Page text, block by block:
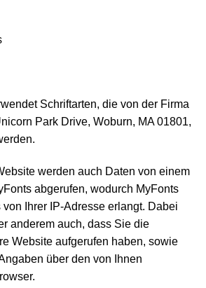
Schriftarten, die von der Firma
Park Drive, Woburn, MA 01801,
werden auch Daten von einem
abgerufen, wodurch MyFonts
Ihrer IP-Adresse erlangt. Dabei
anderem auch, dass Sie die
Website aufgerufen haben, sowie
über den von Ihnen